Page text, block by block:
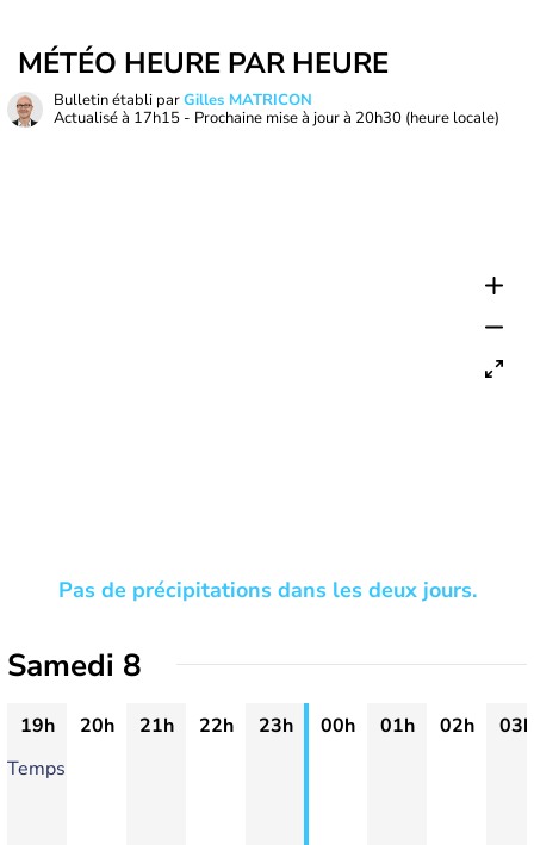
MÉTÉO HEURE PAR HEURE
Bulletin établi parGilles MATRICON
Actualisé à 17h15 - Prochaine mise à jour à 20h30 (heure locale)
Pas de précipitations dans les deux jours.
Samedi 8
19h 20h 21h 22h 23h 00h 01h 02h
03h
Temps